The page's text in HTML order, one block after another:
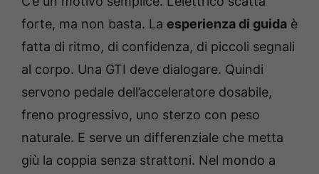
forte, ma non basta. La esperienza di guida è
fatta di ritmo, di confidenza, di piccoli segnali
al corpo. Una GTI deve dialogare. Quindi
servono pedale dell’acceleratore dosabile,
freno progressivo, uno sterzo con peso
naturale. E serve un differenziale che metta
giù la coppia senza strattoni. Nel mondo a